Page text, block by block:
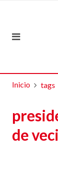
Inicio tags
de